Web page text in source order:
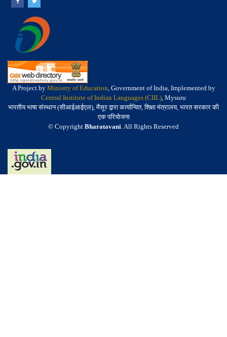
A Project by Ministry of Education, Government of India, Implemented by
Central Institute of Indian Languages (CIIL), Mysuru
भारतीय भाषा संस्थान (सीआईआईएल), मैसूर द्वारा कार्यान्वित, शिक्षा मंत्रालय, भारत सरकार की
एक परियोजना
© Copyright Bharatavani. All Rights Reserved